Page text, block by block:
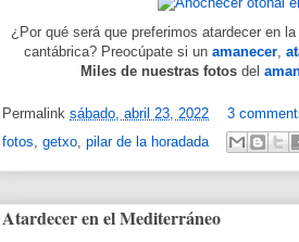
¿Por qué será que preferimos atardecer en
cantábrica? Preocúpate si un amanecer,
Miles de nuestras fotosdel
Permalink sábado, abril 23, 2022 3
fotos getxo pilar de la horadada
Atardecer en el Mediterráneo